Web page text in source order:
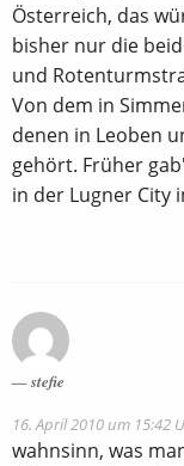
Österreich, das
bisher nur die
und
Von dem in
denen in Leoben
gehört. Früher
in der Lugner City
stefie
16. April 2010 um 15:42
wahnsinn, was